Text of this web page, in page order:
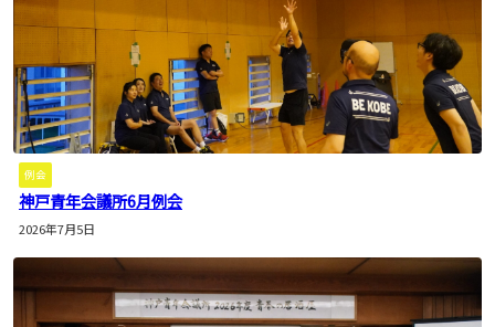
例会
神戸青年会議所6月例会
2026年7月5日